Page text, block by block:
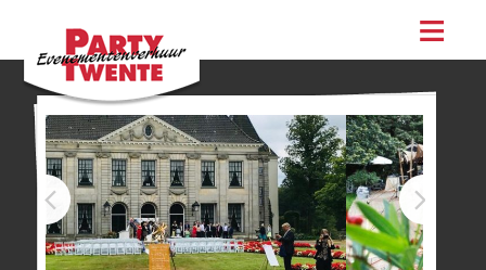
assortiment
evenementen
feesten
bestellen